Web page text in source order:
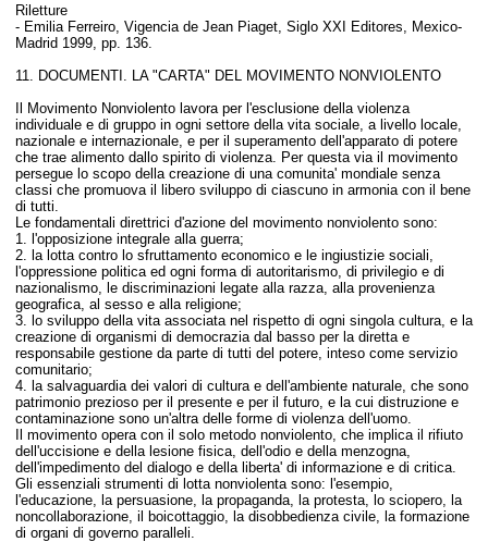
Riletture
- Emilia Ferreiro, Vigencia de Jean Piaget, Siglo XXI Editores, Mexico-
Madrid 1999, pp. 136.
11. DOCUMENTI. LA "CARTA" DEL MOVIMENTO NONVIOLENTO
Il Movimento Nonviolento lavora per l'esclusione della violenza
individuale e di gruppo in ogni settore della vita sociale, a livello locale,
nazionale e internazionale, e per il superamento dell'apparato di potere
che trae alimento dallo spirito di violenza. Per questa via il movimento
persegue lo scopo della creazione di una comunita' mondiale senza
classi che promuova il libero sviluppo di ciascuno in armonia con il bene
di tutti.
Le fondamentali direttrici d'azione del movimento nonviolento sono:
1. l'opposizione integrale alla guerra;
2. la lotta contro lo sfruttamento economico e le ingiustizie sociali,
l'oppressione politica ed ogni forma di autoritarismo, di privilegio e di
nazionalismo, le discriminazioni legate alla razza, alla provenienza
geografica, al sesso e alla religione;
3. lo sviluppo della vita associata nel rispetto di ogni singola cultura, e la
creazione di organismi di democrazia dal basso per la diretta e
responsabile gestione da parte di tutti del potere, inteso come servizio
comunitario;
4. la salvaguardia dei valori di cultura e dell'ambiente naturale, che sono
patrimonio prezioso per il presente e per il futuro, e la cui distruzione e
contaminazione sono un'altra delle forme di violenza dell'uomo.
Il movimento opera con il solo metodo nonviolento, che implica il rifiuto
dell'uccisione e della lesione fisica, dell'odio e della menzogna,
dell'impedimento del dialogo e della liberta' di informazione e di critica.
Gli essenziali strumenti di lotta nonviolenta sono: l'esempio,
l'educazione, la persuasione, la propaganda, la protesta, lo sciopero, la
noncollaborazione, il boicottaggio, la disobbedienza civile, la formazione
di organi di governo paralleli.